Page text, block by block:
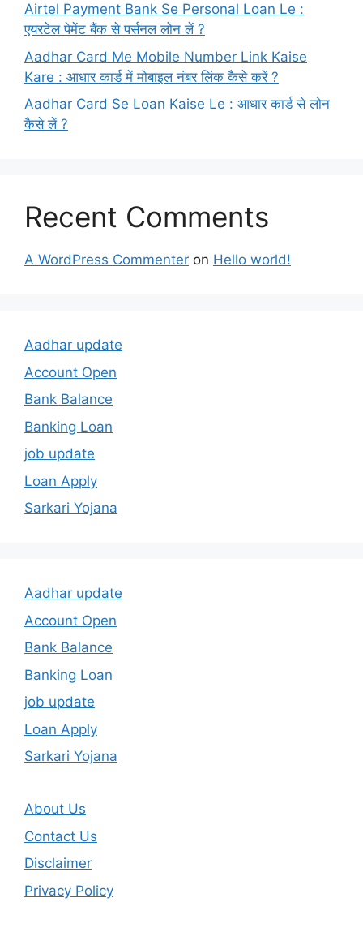
Airtel Payment Bank Se Personal Loan Le :
एयरटेल पेमेंट बैंक से पर्सनल लोन लें ?
Aadhar Card Me Mobile Number Link Kaise
Kare : आधार कार्ड में मोबाइल नंबर लिंक कैसे करें ?
Aadhar Card Se Loan Kaise Le : आधार कार्ड से लोन
कैसे लें ?
Recent Comments
A WordPress Commenter on Hello world!
Aadhar update
Account Open
Bank Balance
Banking Loan
job update
Loan Apply
Sarkari Yojana
Aadhar update
Account Open
Bank Balance
Banking Loan
job update
Loan Apply
Sarkari Yojana
About Us
Contact Us
Disclaimer
Privacy Policy